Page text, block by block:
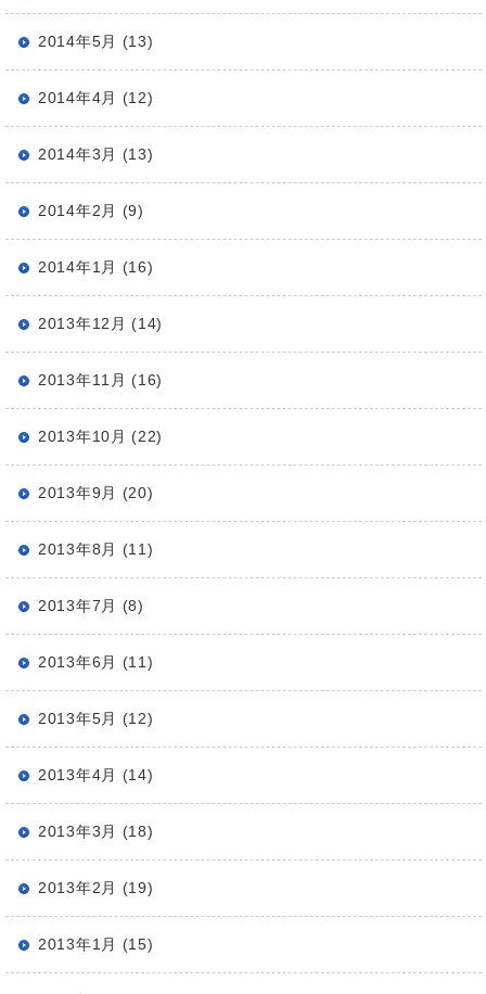
2014年5月 (13)
2014年4月 (12)
2014年3月 (13)
2014年2月 (9)
2014年1月 (16)
2013年12月 (14)
2013年11月 (16)
2013年10月 (22)
2013年9月 (20)
2013年8月 (11)
2013年7月 (8)
2013年6月 (11)
2013年5月 (12)
2013年4月 (14)
2013年3月 (18)
2013年2月 (19)
2013年1月 (15)